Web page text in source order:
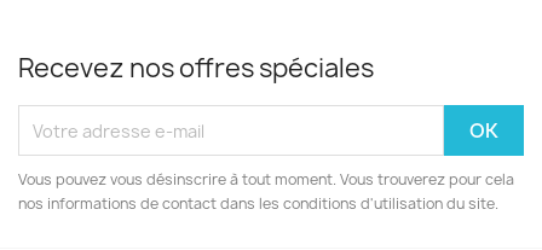
Recevez nos offres spéciales
Vous pouvez vous désinscrire à tout moment. Vous trouverez pour cela
nos informations de contact dans les conditions d'utilisation du site.